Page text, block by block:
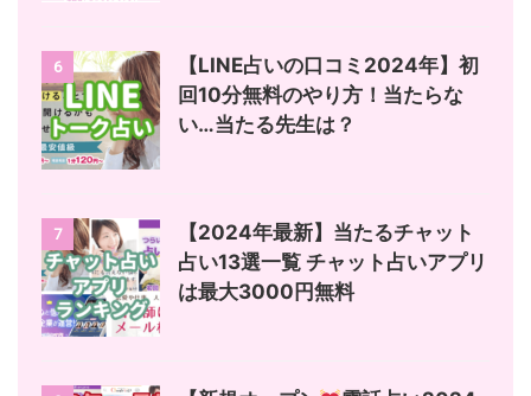
6
【LINE占いの口コミ2024年】初
回10分無料のやり方！当たらな
い…当たる先生は？
7
【2024年最新】当たるチャット
占い13選一覧 チャット占いアプリ
は最大3000円無料